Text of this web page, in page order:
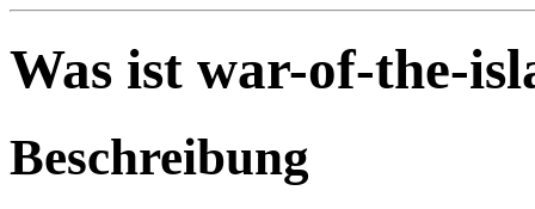
Was ist war-of-the-
Beschreibung